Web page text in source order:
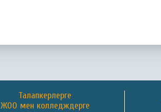
Талапкерлерге
ЖОО мен колледждерге